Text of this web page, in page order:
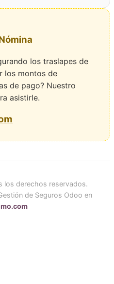
los traslapes de
los montos de
de pago? Nuestro
asistirle.
los derechos reservados.
de Seguros Odoo en